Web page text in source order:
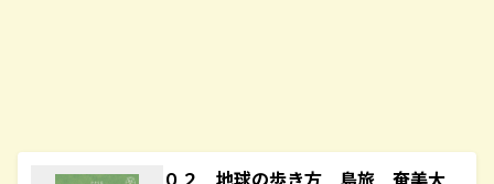
０２ 地球の歩き方 島旅 奄美大